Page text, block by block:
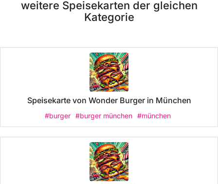
weitere Speisekarten der gleichen
Kategorie
Speisekarte von Wonder Burger in München
#burger #burger münchen #münchen